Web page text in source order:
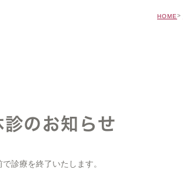
HOME
のお知らせ
診療を終了いたします。